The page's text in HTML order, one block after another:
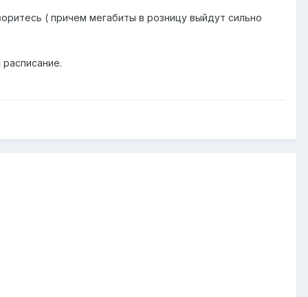
( причем мегабиты в розницу выйдут сильно